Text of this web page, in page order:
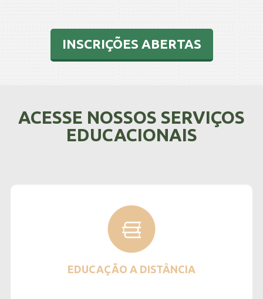
INSCRIÇÕES ABERTAS
ACESSE NOSSOS SERVIÇOS
EDUCACIONAIS
EDUCAÇÃO A DISTÂNCIA